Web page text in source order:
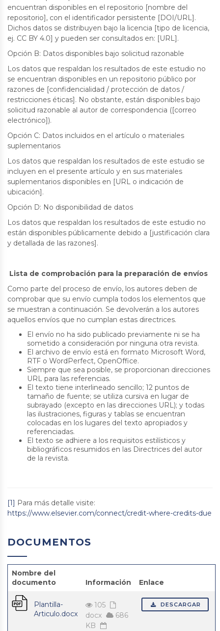
encuentran disponibles en el repositorio [nombre del
repositorio], con el identificador persistente [DOI/URL].
Dichos datos se distribuyen bajo la licencia [tipo de licencia,
ej. CC BY 4.0] y pueden ser consultados en: [URL].
Opción B: Datos disponibles bajo solicitud razonable
Los datos que respaldan los resultados de este estudio no
se encuentran disponibles en un repositorio público por
razones de [confidencialidad / protección de datos /
restricciones éticas]. No obstante, están disponibles bajo
solicitud razonable al autor de correspondencia ([correo
electrónico]).
Opción C: Datos incluidos en el artículo o materiales
suplementarios
Los datos que respaldan los resultados de este estudio se
incluyen en el presente artículo y en sus materiales
suplementarios disponibles en [URL o indicación de
ubicación].
Opción D: No disponibilidad de datos
Los datos que respaldan los resultados de este estudio no
están disponibles públicamente debido a [justificación clara
y detallada de las razones].
Lista de comprobación para la preparación de envíos
Como parte del proceso de envío, los autores deben de
comprobar que su envío cumpla todos los elementos que
se muestran a continuación. Se devolverán a los autores
aquellos envíos que no cumplan estas directrices.
El envío no ha sido publicado previamente ni se ha
sometido a consideración por ninguna otra revista.
El archivo de envío está en formato Microsoft Word,
RTF o WordPerfect, OpenOffice.
Siempre que sea posible, se proporcionan direcciones
URL para las referencias.
El texto tiene interlineado sencillo; 12 puntos de
tamaño de fuente; se utiliza cursiva en lugar de
subrayado (excepto en las direcciones URL); y todas
las ilustraciones, figuras y tablas se encuentran
colocadas en los lugares del texto apropiados y
referenciadas.
El texto se adhiere a los requisitos estilísticos y
bibliográficos resumidos en las Directrices del autor
de la revista.
[1] Para más detalle visite:
https://www.elsevier.com/connect/credit-where-credits-due
DOCUMENTOS
Nombre del
documento
Información Enlace
Plantilla-
Articulo.docx
105
docx
686
KB
DESCARGAR